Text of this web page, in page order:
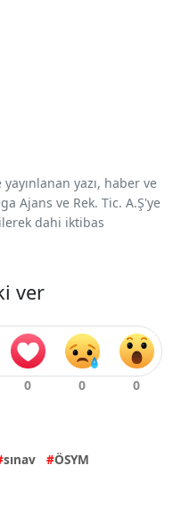
yazı, haber ve
Ajans ve Rek. Tic. A.Ş'ye
dahi iktibas
ver
sınav
ÖSYM